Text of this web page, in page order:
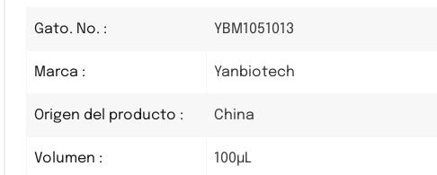
Gato. No. : YBM1051013
Marca : Yanbiotech
Origen del producto : China
Volumen : 100µL